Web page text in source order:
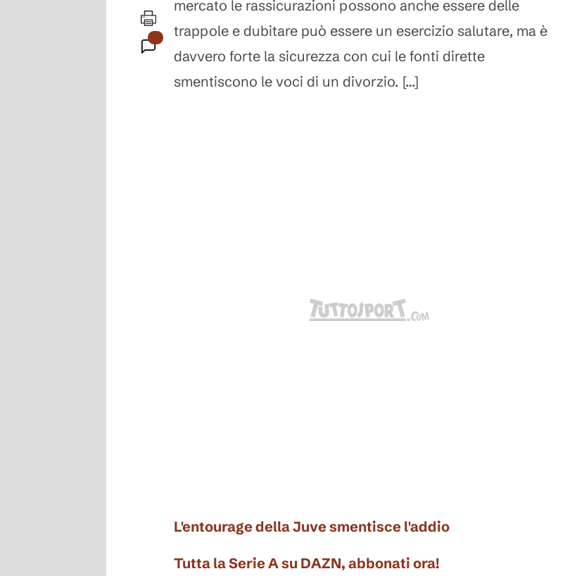
mercato le rassicurazioni possono anche essere delle
trappole e dubitare può essere un esercizio salutare, ma è
davvero forte la sicurezza con cui le fonti dirette
smentiscono le voci di un divorzio. […]
L'entourage della Juve smentisce l'addio
Tutta la Serie A su DAZN, abbonati ora!